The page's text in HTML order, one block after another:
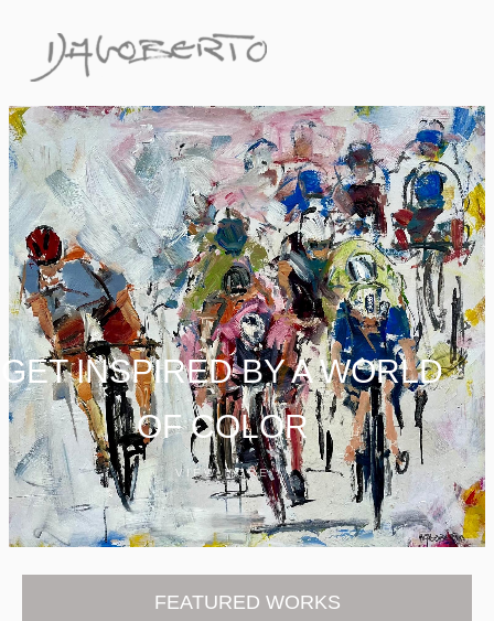
GET INSPIRED BY A WORLD
OF COLOR
VIEW MORE
FEATURED WORKS